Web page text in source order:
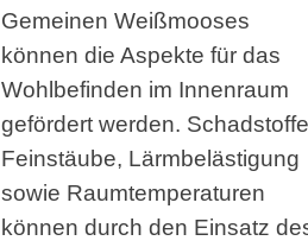
Gemeinen Weißmooses
können die Aspekte für das
Wohlbefinden im Innenraum
gefördert werden.
Feinstäube, Lärmbelästigung
sowie Raumtemperaturen
können durch den Einsatz